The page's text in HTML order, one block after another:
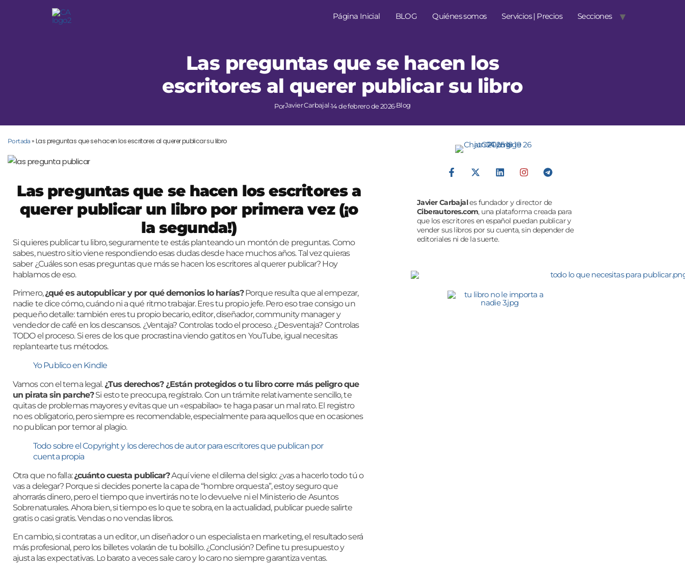
Página Inicial BLOG Quiénes somos Servicios | Precios Secciones
Las preguntas que se hacen los
escritores al querer publicar su libro
PorJavier Carbajal·14 de febrero de 2026·Blog
Portada »Las preguntas que se hacen los escritores al querer publicar su libro
Las preguntas que se hacen los escritores a
querer publicar un libro por primera vez (¡o
la segunda!)
Si quieres publicar tu libro, seguramente te estás planteando un montón de preguntas. Como
sabes, nuestro sitio viene respondiendo esas dudas desde hace muchos años. Tal vez quieras
saber ¿Cuáles son esas preguntas que más se hacen los escritores al querer publicar? Hoy
hablamos de eso.
Primero,¿qué es autopublicar y por qué demonios lo harías?Porque resulta que al empezar,
nadie te dice cómo, cuándo ni a qué ritmo trabajar. Eres tu propio jefe. Pero eso trae consigo un
pequeño detalle: también eres tu propio becario, editor, diseñador, community manager y
vendedor de café en los descansos. ¿Ventaja? Controlas todo el proceso. ¿Desventaja? Controlas
TODO el proceso. Si eres de los que procrastina viendo gatitos en YouTube, igual necesitas
replantearte tus métodos.
Yo Publico en Kindle
Vamos con el tema legal. ¿Tus derechos? ¿Están protegidos o tu libro corre más peligro que
un pirata sin parche?Si esto te preocupa, regístralo. Con un trámite relativamente sencillo, te
quitas de problemas mayores y evitas que un «espabilao» te haga pasar un mal rato. El registro
no es obligatorio, pero siempre es recomendable, especialmente para aquellos que en ocasiones
no publican por temor al plagio.
Todo sobre el Copyright y los derechos de autor para escritores que publican por
cuenta propia
Otra que no falla:¿cuánto cuesta publicar?Aquí viene el dilema del siglo: ¿vas a hacerlo todo tú o
vas a delegar? Porque si decides ponerte la capa de “hombre orquesta”, estoy seguro que
ahorrarás dinero, pero el tiempo que invertirás no te lo devuelve ni el Ministerio de Asuntos
Sobrenaturales. Ahora bien, si tiempo es lo que te sobra, en la actualidad, publicar puede salirte
gratis o casi gratis. Vendas o no vendas libros.
En cambio, si contratas a un editor, un diseñador o un especialista en marketing, el resultado será
más profesional, pero los billetes volarán de tu bolsillo. ¿Conclusión? Define tu presupuesto y
ajusta las expectativas. Lo barato a veces sale caro y lo caro no siempre garantiza ventas.
Javier Carbajales fundador y director de
Ciberautores.com, una plataforma creada para
que los escritores en español puedan publicar y
vender sus libros por su cuenta, sin depender de
editoriales ni de la suerte.